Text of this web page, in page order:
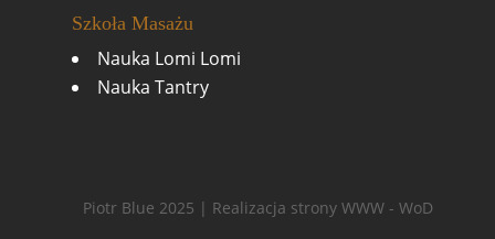
Szkoła Masażu
Nauka Lomi Lomi
Nauka Tantry
Piotr Blue 2025 | Realizacja strony WWW - WoD